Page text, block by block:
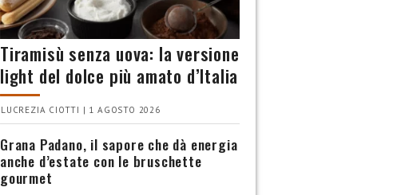
Tiramisù senza uova: la versione
light del dolce più amato d’Italia
LUCREZIA CIOTTI | 1 AGOSTO 2026
Grana Padano, il sapore che dà energia
anche d’estate con le bruschette
gourmet